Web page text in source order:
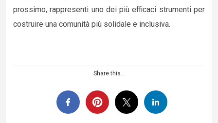
prossimo, rappresenti uno dei più efficaci strumenti per
costruire una comunità più solidale e inclusiva.
Share this...